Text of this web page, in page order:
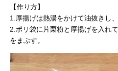
【作り方】
1.厚揚げは熱湯をかけて油抜きし
2.ポリ袋に片栗粉と厚揚げを入れ
をまぶす。